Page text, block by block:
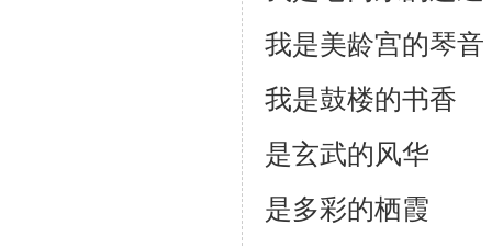
我是美龄宫的琴音
我是鼓楼的书香
是玄武的风华
是多彩的栖霞